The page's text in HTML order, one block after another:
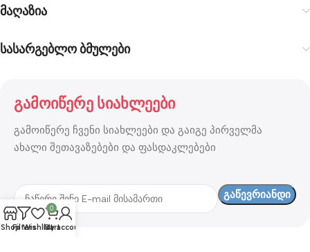
მაღაზია
სასარგებლო ბმულები
გამოიწერე სიახლეები
გამოიწერე ჩვენი სიახლეები და გაიგე პირველმა
ახალი შეთავაზებები და ფასდაკლებები
ShopFilters
Wishlist
0
Cart
My account